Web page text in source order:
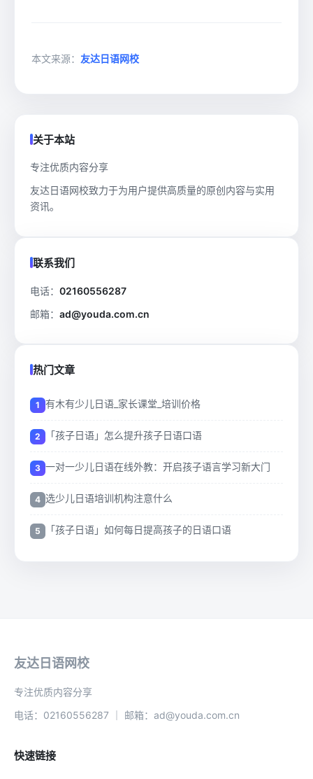
本文来源： 友达日语网校
关于本站
专注优质内容分享
友达日语网校致力于为用户提供高质量的原创内容与实用
资讯。
联系我们
电话： 02160556287
邮箱： ad@youda.com.cn
热门文章
有木有少儿日语_家长课堂_培训价格
「孩子日语」怎么提升孩子日语口语
一对一少儿日语在线外教：开启孩子语言学习新大门
选少儿日语培训机构注意什么
「孩子日语」如何每日提高孩子的日语口语
友达日语网校
专注优质内容分享
电话：02160556287 ｜ 邮箱：ad@youda.com.cn
快速链接